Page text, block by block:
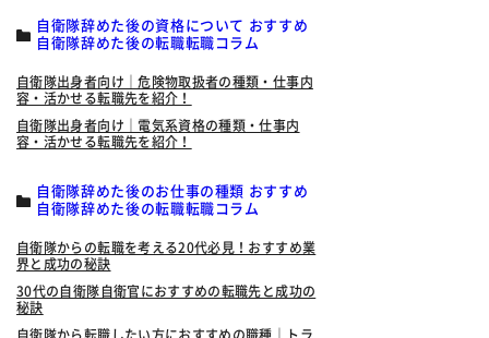
自衛隊辞めた後の資格について おすすめ
自衛隊辞めた後の転職転職コラム
自衛隊出身者向け｜危険物取扱者の種類・仕事内
容・活かせる転職先を紹介！
自衛隊出身者向け｜電気系資格の種類・仕事内
容・活かせる転職先を紹介！
自衛隊辞めた後のお仕事の種類 おすすめ
自衛隊辞めた後の転職転職コラム
自衛隊からの転職を考える20代必見！おすすめ業
界と成功の秘訣
30代の自衛隊自衛官におすすめの転職先と成功の
秘訣
自衛隊から転職したい方におすすめの職種｜トラ